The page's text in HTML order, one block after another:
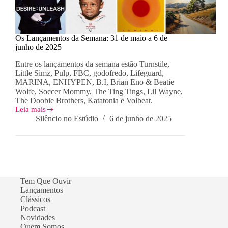
Os Lançamentos da Semana: 31 de maio a 6 de
junho de 2025
Entre os lançamentos da semana estão Turnstile,
Little Simz, Pulp, FBC, godofredo, Lifeguard,
MARINA, ENHYPEN, B.I, Brian Eno & Beatie
Wolfe, Soccer Mommy, The Ting Tings, Lil Wayne,
The Doobie Brothers, Katatonia e Volbeat.
Leia mais
Os
Lançamentos
de
junho
de
2025
Silêncio no Estúdio 6 de junho de 2025
Tem Que Ouvir
Lançamentos
Clássicos
Podcast
Novidades